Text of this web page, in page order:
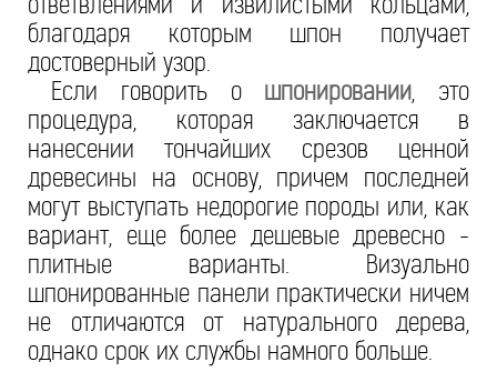
благодаря которым шпон получает
достоверный узор.
Если говорить о шпонировании, это
процедура, которая заключается в
нанесении тончайших срезов ценной
древесины на основу, причем последней
могут выступать недорогие породы или, как
вариант, еще более дешевые древесно -
плитные варианты. Визуально
шпонированные панели практически ничем
не отличаются от натурального дерева,
однако срок их службы намного больше.